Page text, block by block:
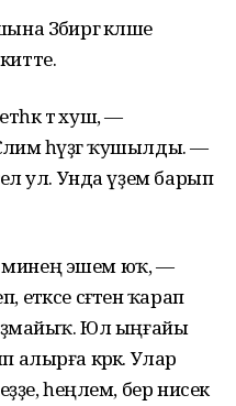
Зәбиргә кәләше
тә хуш, —
һүҙгә ҡушылды. —
ул. Унда үҙем барып
эшем юҡ, —
сәғәтенә ҡарап
Юл ыңғайы
кәрәк. Улар
һеңлем, бер нисек